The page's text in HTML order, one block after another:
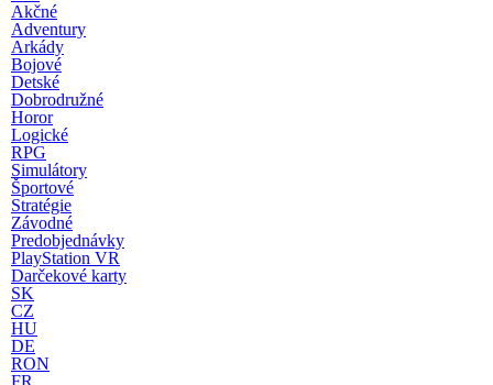
Akčné
Adventury
Arkády
Bojové
Detské
Dobrodružné
Horor
Logické
RPG
Simulátory
Športové
Stratégie
Závodné
Predobjednávky
PlayStation VR
Darčekové karty
SK
CZ
HU
DE
RON
FR